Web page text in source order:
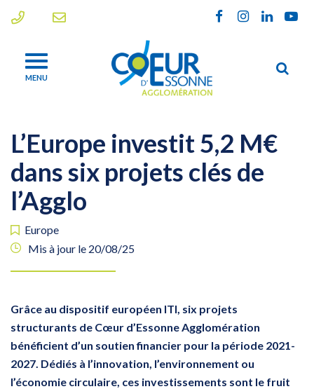
Lien Lien
compte
Lien
compte
Lien
MENU
à
L’Europe investit 5,2 M€
dans six projets clés de
l’Agglo
Europe
Mis à jour le 20/08/25
Grâce au dispositif européen ITI, six projets
structurants de Cœur d’Essonne Agglomération
bénéficient d’un soutien financier pour la période 2021-
2027. Dédiés à l’innovation, l’environnement ou
l’économie circulaire, ces investissements sont le fruit